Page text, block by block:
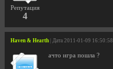
Репутация
4
Haven & Hearth | Дата 2011-01-09 16:50:58
ачто игра пошла ?